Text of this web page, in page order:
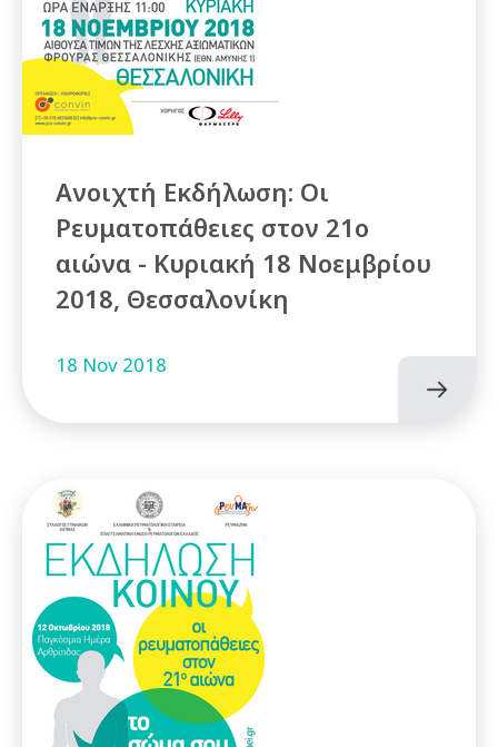
Ανοιχτή Εκδήλωση: Οι
Ρευματοπάθειες στον 21ο
αιώνα - Κυριακή 18 Νοεμβρίου
2018, Θεσσαλονίκη
18 Nov 2018